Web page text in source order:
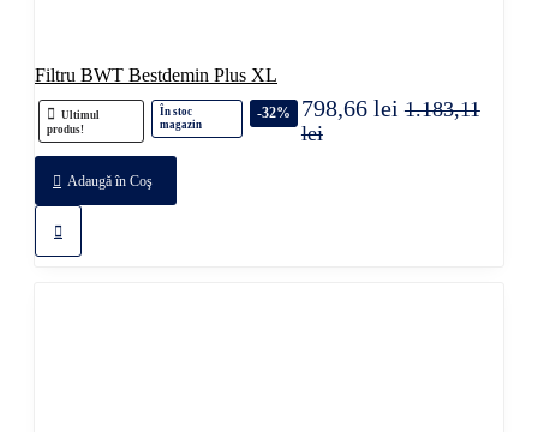
Filtru BWT Bestdemin Plus XL
Ultimul
produs!
În stoc
magazin
-32% 798,66 lei 1.183,11
lei
Adaugă în Coş